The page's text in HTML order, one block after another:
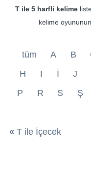
T ile 5 harfli kelime
kelime
tüm A B
H
I İ J
P
R S Ş
« T ile İçecek